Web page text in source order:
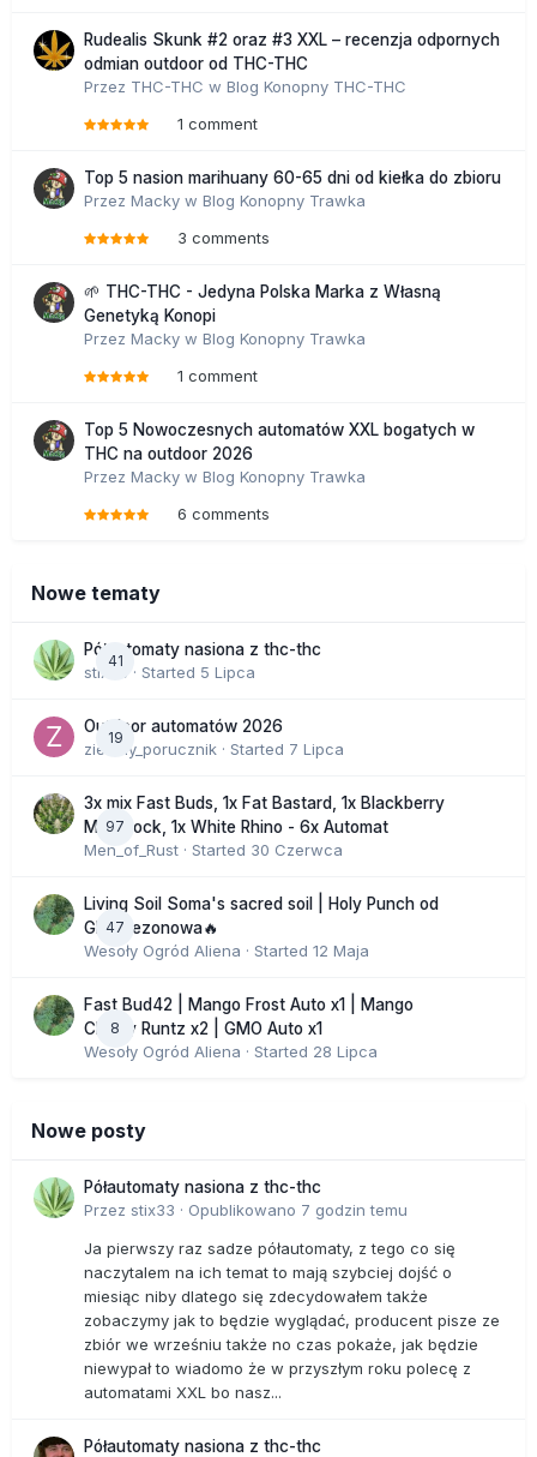
Rudealis Skunk #2 oraz #3 XXL – recenzja odpornych
odmian outdoor od THC-THC
Przez THC-THC w Blog Konopny THC-THC
1 comment
Top 5 nasion marihuany 60-65 dni od kiełka do zbioru
Przez Macky w Blog Konopny Trawka
3 comments
🌱 THC-THC - Jedyna Polska Marka z Własną
Genetyką Konopi
Przez Macky w Blog Konopny Trawka
1 comment
Top 5 Nowoczesnych automatów XXL bogatych w
THC na outdoor 2026
Przez Macky w Blog Konopny Trawka
6 comments
Nowe tematy
41
Półautomaty nasiona z thc-thc
stix33 · Started 5 Lipca
19
Outdoor automatów 2026
zielony_porucznik · Started 7 Lipca
97
3x mix Fast Buds, 1x Fat Bastard, 1x Blackberry
Moonrock, 1x White Rhino - 6x Automat
Men_of_Rust · Started 30 Czerwca
47
Living Soil Soma's sacred soil | Holy Punch od
GHS sezonowa🔥
Wesoły Ogród Aliena · Started 12 Maja
8
Fast Bud42 | Mango Frost Auto x1 | Mango
Cherry Runtz x2 | GMO Auto x1
Wesoły Ogród Aliena · Started 28 Lipca
Nowe posty
Półautomaty nasiona z thc-thc
Przez stix33 · Opublikowano 7 godzin temu
Ja pierwszy raz sadze półautomaty, z tego co się
naczytalem na ich temat to mają szybciej dojść o
miesiąc niby dlatego się zdecydowałem także
zobaczymy jak to będzie wyglądać, producent pisze ze
zbiór we wrześniu także no czas pokaże, jak będzie
niewypał to wiadomo że w przyszłym roku polecę z
automatami XXL bo nasz...
Półautomaty nasiona z thc-thc